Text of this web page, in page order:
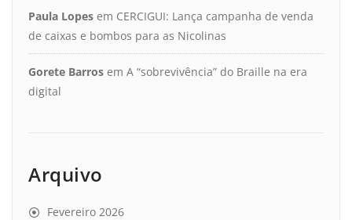
Paula Lopes em CERCIGUI: Lança campanha de venda
de caixas e bombos para as Nicolinas
Gorete Barros em A “sobrevivência” do Braille na era
digital
Arquivo
Fevereiro 2026